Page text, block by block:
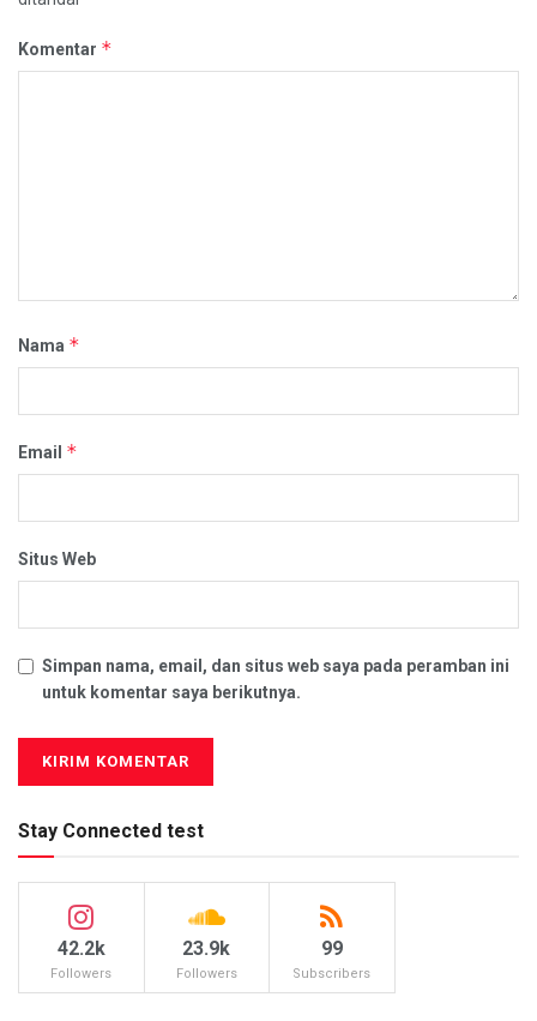
Komentar *
Nama *
Email *
Situs Web
Simpan nama, email, dan situs web saya pada peramban ini
untuk komentar saya berikutnya.
Stay Connected test
42.2k
Followers
23.9k
Followers
99
Subscribers